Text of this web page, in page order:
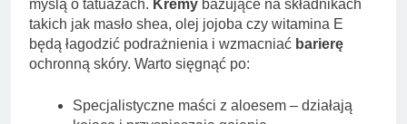
myślą o tatuażach. Kremy bazujące na składnikach
takich jak masło shea, olej jojoba czy witamina E
będą łagodzić podrażnienia i wzmacniać barierę
ochronną skóry. Warto sięgnąć po:
Specjalistyczne maści z aloesem – działają